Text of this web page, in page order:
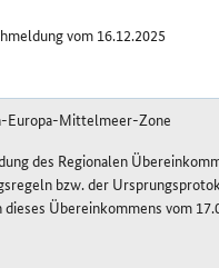
vom 16.12.2025
Europa-Mittelmeer-Zone
des Regionalen
bzw. der
Übereinkommens vom